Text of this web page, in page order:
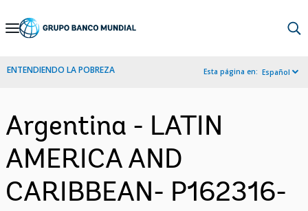
Skip
Navigation
ENTENDIENDO LA POBREZA Esta página en: Español
Argentina - LATIN
AMERICA AND
CARIBBEAN- P162316-